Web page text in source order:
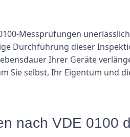
Messprüfungen
Durchführung dieser
Ihrer Geräte
Sie selbst, Ihr Eigentum und
nach VDE 0100